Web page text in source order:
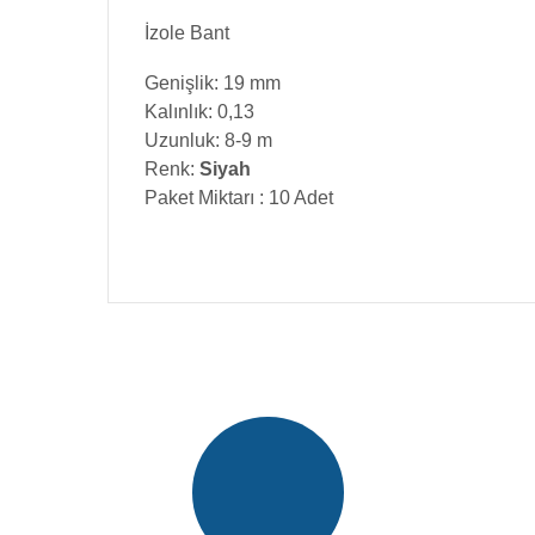
İzole Bant
Genişlik: 19 mm
Kalınlık: 0,13
Uzunluk: 8-9 m
Renk: Siyah
Paket Miktarı : 10 Adet
Ürün bilgilerinde hatalar bulunuyor.
Ürün fiyatı diğer sitelerden daha pahalı.
Bu ürüne benzer farklı alternatifler olmalı.